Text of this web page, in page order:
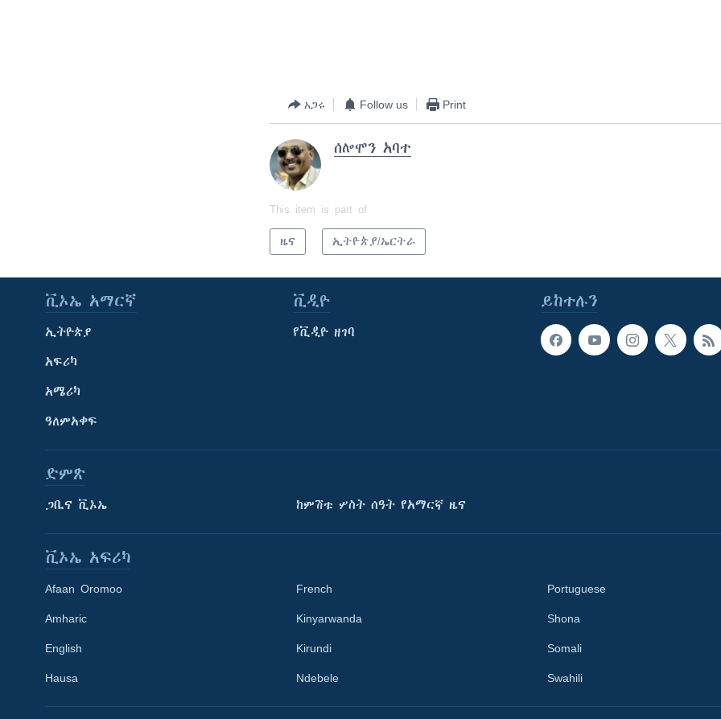
Learning English
አጋሩ Follow us Print
ሰሎሞን አባተ
This item is part of
ዜና ኢትዮጵያ/ኤርትራ
ይከተሉን
ቪኦኤ አማርኛ
ኢትዮጵያ
አፍሪካ
አሜሪካ
ዓለምአቀፍ
ቪዲዮ
የቪዲዮ ዘገባ
ድምጽ
ጋቢና ቪኦኤ ከምሽቱ ሦስት ሰዓት የአማርኛ ዜና
ቪኦኤ አፍሪካ
Afaan Oromoo
Amharic
English
Hausa
French
Kinyarwanda
Kirundi
Ndebele
Portuguese
Shona
Somali
Swahili